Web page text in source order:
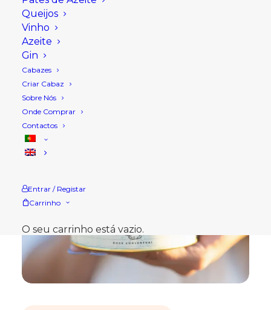
Queijos
Vinho
Azeite
Gin
Cabazes
Criar Cabaz
Sobre Nós
Onde Comprar
Contactos
Entrar / Registar
Carrinho
O seu carrinho está vazio.